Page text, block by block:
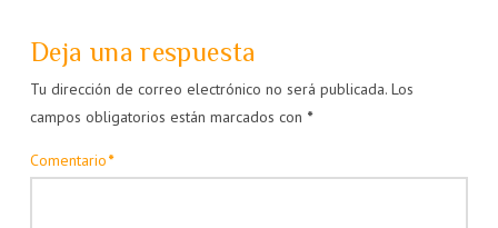
Deja una respuesta
Tu dirección de correo electrónico no será publicada. Los
campos obligatorios están marcados con *
Comentario*